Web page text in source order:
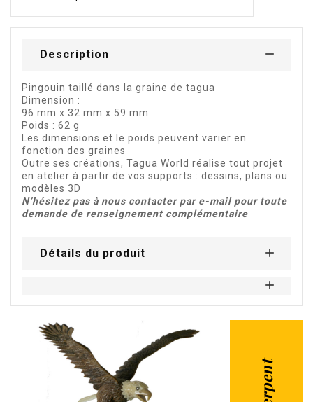
Description
Pingouin taillé dans la graine de tagua
Dimension :
96 mm x 32 mm x 59 mm
Poids : 62 g
Les dimensions et le poids peuvent varier en
fonction des graines
Outre ses créations, Tagua World réalise tout projet
en atelier à partir de vos supports : dessins, plans ou
modèles 3D
N’hésitez pas à nous contacter par e-mail pour toute
demande de renseignement complémentaire
Détails du produit